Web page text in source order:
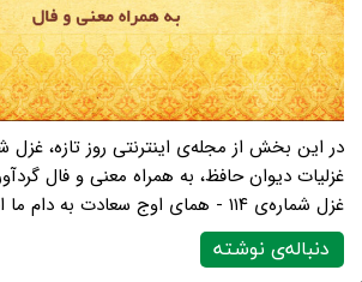
غزلیات دیوان حافظ، به همراه معنی و فال
غزل شماره‌ی ۱۱۴ - همای اوج سعادت به دام ما افتد
دنباله‌ی نوشته